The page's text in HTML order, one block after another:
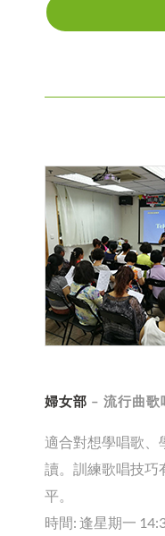
婦女部 – 流行曲歌
適合對想學唱歌、
讀。訓練歌唱技巧
平。
時間: 逢星期一